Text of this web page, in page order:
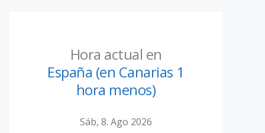
Hora actual en
España (en Canarias 1
hora menos)